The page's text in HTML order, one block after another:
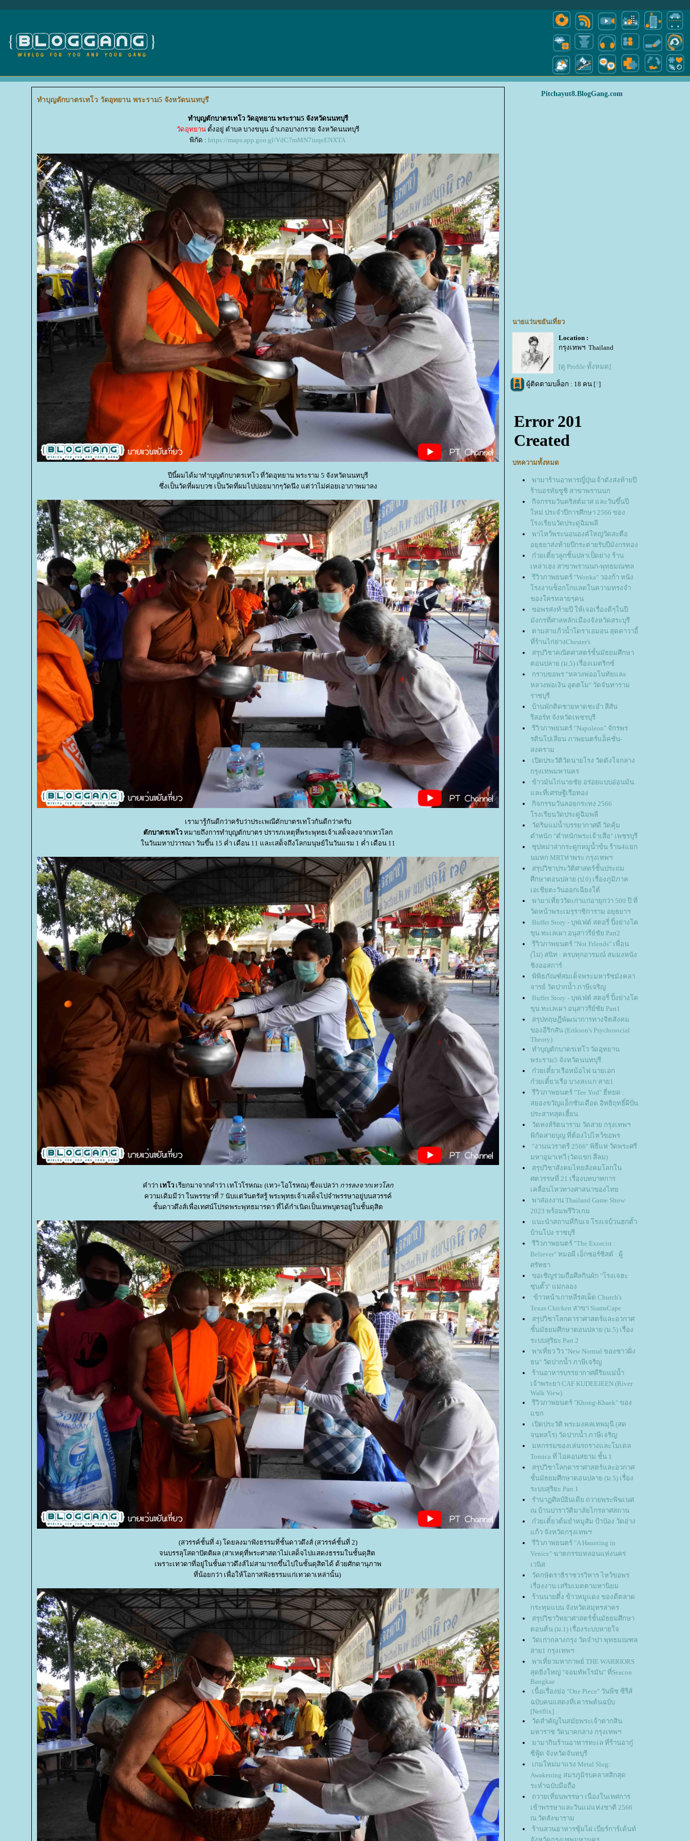
ทำบุญตักบาตรเทโว วัดอุทยาน พระราม5 จังหวัดนนทบุรี
ทำบุญตักบาตรเทโว วัดอุทยาน พระราม5 จังหวัดนนทบุรี
วัดอุทยาน ตั้งอยู่ ตำบล บางขนุน อำเภอบางกรวย จังหวัดนนทบุรี
พิกัด : https://maps.app.goo.gl/VdC7mMN7iuqeENXTA
ปีนี้ผมได้มาทำบุญตักบาตรเทโว ที่วัดอุทยาน พระราม 5 จังหวัดนนทบุรี
ซึ่งเป็นวัดที่ผมบวช เป็นวัดที่ผมไปบ่อยมากๆวัดนึง แต่ว่าไม่ค่อยเอาภาพมาลง
เรามารู้กันดีกว่าครับว่าประเพณีตักบาตรเทโวกันดีกว่าครับ
ตักบาตรเทโว หมายถึงการทำบุญตักบาตร ปรารภเหตุที่พระพุทธเจ้าเสด็จลงจากเทวโลก
นวันมหาปวารณา วันขึ้น 15 ค่ำ เดือน 11 และเสด็จถึงโลกมนุษย์ในวันแรม 1 ค่ำ เดือน 11
คำว่า เทโว เรียกมาจากคำว่า เทโวโรหณะ (เทว+โอโรหณ) ซึ่งแปลว่า การลงจากเทวโลก
ความเดิมมีว่า ในพรรษาที่ 7 นับแต่วันตรัสรู้ พระพุทธเจ้าเสด็จไปจำพรรษาอยู่บนสวรรค์
ชั้นดาวดึงส์เพื่อเทศน์โปรดพระพุทธมารดา ที่ได้กำเนิดเป็นเทพบุตรอยู่ในชั้นดุสิต
(สวรรค์ชั้นที่ 4) โดยลงมาฟังธรรมที่ชั้นดาวดึงส์ (สวรรค์ชั้นที่ 2)
จนบรรลุโสดาปัตติผล (สาเหตุที่พระศาสดาไม่เสด็จไปแสดงธรรมในชั้นดุสิต
เพราะเทวดาที่อยู่ในชั้นดาวดึงส์ไม่สามารถขึ้นไปในชั้นดุสิตได้ ด้วยศักดานุภาพ
ที่น้อยกว่า เพื่อให้โอกาสฟังธรรมแก่เทวดาเหล่านั้น)
Pitchayut8.BlogGang.com
นายแว่นขยันเที่ยว
Location :
กรุงเทพฯ Thailand
[ดู Profile ทั้งหมด]
ผู้ติดตามบล็อก : 18 คน [?]
บทความทั้งหมด
พามาร้านอาหารญี่ปุ่นเจ้าดังส่งท้ายปี
ร้านอรทัยซูชิ สาขาพรานนก
กิจกรรมวันคริสต์มาส และวันขึ้นปี
หม่ ประจำปีการศึกษา 2566 ของ
รงเรียนวัดประดู่ฉิมพลี
พาไหว้พระนอนองค์ใหญ่วัดสะตือ
อยุธยาส่งท้ายปีกระต่ายรับปีมังกรทอง
ก๋วยเตี๋ยวลูกชิ้นปลาเป็ดย่าง ร้าน
เหล่าเฮง สาขาพรานนก-พุทธมณฑล
รีวิวภาพยนตร์ "Wonka" วองก้า หนัง
รงงานช็อกโกแลตในความทรงจำ
ของใครหลายๆคน
ขอพรส่งท้ายปี ให้เจอเรื่องดีๆในปี
มังกรที่ศาลหลักเมืองจังหวัดสระบุรี
ตามล่าแก้วน้ำโดราเอมอน สุดคาวาอี้
ที่ร้านไก่ย่างChester's
สรุปวิชาคณิตศาสตร์ชั้นมัธยมศึกษา
ตอนปลาย (ม.5) เรื่องเมตริกซ์
กราบขอพร "หลวงพ่ออโนทัยและ
หลวงพ่อเงิน อุตตโม" วัดจันทาราม
ราชบุรี
บ้านพักติดชายหาดชะอำ สีสัน
รีสอร์ท จังหวัดเพชรบุรี
รีวิวภาพยนตร์ "Napoleon" จักรพร
รดินโปเลียน ภาพยนตร์แอ็คชั่น-
สงคราม
เปิดประวัติวัดนายโรง วัดดังใจกลาง
กรุงเทพมหานคร
ข้าวมันไก่นายชัย อร่อยแบบอ่อนมัน
ละที่เศรษฐีเรือทอง
กิจกรรมวันลอยกระทง 2566
รงเรียนวัดประดู่ฉิมพลี
วัดริมแม่น้ำบรรยากาศดี วัดคุ้ม
ตำหนัก "ตำหนักพระเจ้าเสือ" เพชรบุรี
ซุปหม่าล่ากระดูกหมูน้ำข้น ร้าน4แยก
นมหก MRTท่าพระ กรุงเทพฯ
สรุปวิชาประวัติศาสตร์ชั้นประถม
ศึกษาตอนปลาย (ป.6) เรื่องภูมิภาค
เอเชียตะวันออกเฉียงใต้
พามาเที่ยววัดเก่าแก่อายุกว่า 500 ปี ที่
วัดหน้าพระเมรุราชิการาม อยุธยาฯ
Buffet Story - บุฟเฟ่ต์ สตอรี่ ปิ้งย่างโค
ขุน ทะเลเผา อนุสาวรีย์ชัย Part2
รีวิวภาพยนตร์ "Not Frlends" เพื่อน
(ไม่) สนิท : ครบทุกอารมณ์ สมมงหนัง
ชิงออสการ์
พิพิธภัณฑ์สมเด็จพระมหารัชมังคลา
จารย์ วัดปากน้ำ ภาษีเจริญ
Buffet Story - บุฟเฟ่ต์ สตอรี่ ปิ้งย่างโค
ขุน ทะเลเผา อนุสาวรีย์ชัย Part1
สรุปทฤษฎีพัฒนาการทางจิตสังคม
ของอีริกสัน (Erikson's Psychosocial
Theory)
ทำบุญตักบาตรเทโว วัดอุทยาน
พระราม5 จังหวัดนนทบุรี
ก๋วยเตี๋ยวเรือหม้อไฟ นายเอก
ก๋วยเตี๋ยวเรือ บางสะแก สาย1
รีวิวภาพยนตร์ "Tee Yod" ธี่หยด :
สยองขวัญแอ็กชันเดือด อิทธิฤทธิ์ผีปั่น
ประสาทสุดเฮี้ยน
วัดหงส์รัตนาราม วัดสวย กรุงเทพฯ
พิกัดสายบุญ ที่ต้องไปไหว้ขอพร
"งานนวราตรี 2566" พิธีแห่ วัดพระศรี
มหาอุมาเทวี (วัดแขก สีลม)
สรุปวิชาสังคมไทยสังคมโลกใน
ศตวรรษที่ 21 เรื่องบทบาทการ
เคลื่อนไหวทางศาสนาของไท
พาส่องงาน Thailand Game Show
2023 พร้อมพรีวิวเกม
นะนำสถานที่กินเจ โรงเจบ้วนฮกตั้ว
บ้านโปง ราชบุรี
รีวิวภาพยนตร์ "The Exorcist :
Believer" หมอผี เอ็กซอร์ซิสต์ : ผู้
ศรัทธา
ขอเชิญร่วมถือศีลกินผัก "โรงเจฮะ
ซุ่นตั๊ว" แม่กลอง
ข้าวหน้าเกาหลีรสเผ็ด Church's
Texas Chicken สาขา SiamsCape
สรุปวิชาโลกดาราศาสตร์และอวกาศ
ชั้นมัธยมศึกษาตอนปลาย (ม.5) เรื่อง
ระบบสุริยะ Part 2
พาเที่ยว วิว "New Normal ของชาวฝั่ง
ธน" วัดปากน้ำ ภาษีเจริญ
ร้านอาหารบรรยากาศดีริมแม่น้ำ
เจ้าพระยา CAF KUDEEJEEN (River
Walk View)
รีวิวภาพยนตร์ "Khong-Khaek" ของ
ขก
เปิดประวัติ พระมงคลเทพมุนี (สด
จนฺทสโร) วัดปากน้ำ ภาษีเจริญ
มหกรรมของเล่นรถรางและโมเดล
Tomica ที่ ไอคอนสยาม ชั้น 1
สรุปวิชาโลกดาราศาสตร์และอวกาศ
ชั้นมัธยมศึกษาตอนปลาย (ม.5) เรื่อง
ระบบสุริยะ Part 1
รํานาฏศิลป์อินเดีย ถวายพระพิฆเนศ
ณ บ้านปาราวัติมาลัยไกรลาศสถาน
ก๋วยเตี๋ยวต้มยำหมูสัม ป้าป๋อง วัดอ่าง
ก้ว จังหวัดกรุงเทพฯ
รีวิวภาพยนตร์ "A Haunting in
Venice" ฆาตกรรมหลอนแห่งนคร
เวนิส
วัดกษัตราธิราชวรวิหาร ไหว้ขอพร
เรื่องงาน เสริมเมตตามหานิยม
ร้านนายตึ๋ง ข้าวหมูแดง ของดีตลาด
กระทุมแบน จังหวัดสมุทรสาคร
สรุปวิชาวิทยาศาสตร์ชั้นมัธยมศึกษา
ตอนต้น (ม.1) เรื่องระบบหายใจ
วัดเก่ากลางกรุง วัดจำปา พุทธมณฑล
สาย1 กรุงเทพฯ
พาเที่ยวมหากาพย์ THE WARRIORS
สุดยิ่งใหญ่ "จอมทัพโรมัน" ที่Seacon
Bangkae
เนื้อเรื่องย่อ "One Piece" วันพีช ซีรีส์
ฉบับคนแสดงที่เคารพต้นฉบับ
[Netflix]
วัดสำคัญในสมัยพระเจ้าตากสิน
มหาราช วัดนาคกลาง กรุงเทพฯ
มามากินร้านอาหารทะเล ที่ร้านอากู๋
ซีฟู้ด จังหวัดจันทบุรี
เกมใหม่มาแรง Metal Slug:
Awakening สมรภูมิรบคลาสสิกสุด
ระห่ำฉบับมือถือ
ถวายเที่ยนพรรษา เนื่องในเทศการ
เข้าพรรษาและวันแม่แห่งชาติ 2566
ณ วัดสังฆาราม
ร้านสวนอาหารซุ้มไผ่ เบียร์การ์เด้นท์